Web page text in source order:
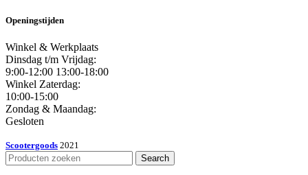
Openingstijden
Winkel & Werkplaats
Dinsdag t/m Vrijdag:
9:00-12:00 13:00-18:00
Winkel Zaterdag:
10:00-15:00
Zondag & Maandag:
Gesloten
Scootergoods 2021
Search